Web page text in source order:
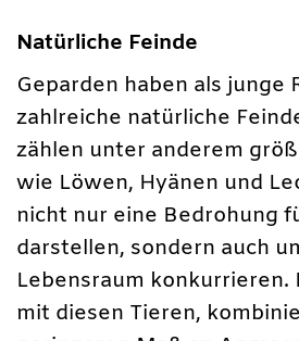
Natürliche Feinde
Geparden haben als junge
zahlreiche natürliche
zählen unter anderem
wie Löwen, Hyänen und
nicht nur eine Bedrohung
darstellen, sondern auch
Lebensraum
mit diesen Tieren,